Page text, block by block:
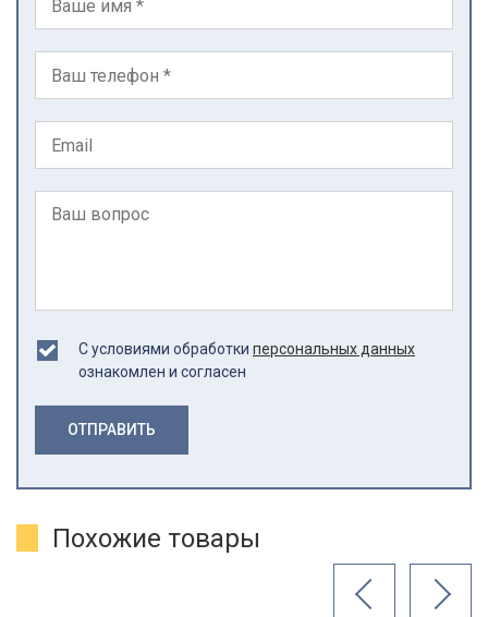
С условиями обработки персональных данных
ознакомлен и согласен
ОТПРАВИТЬ
Похожие товары